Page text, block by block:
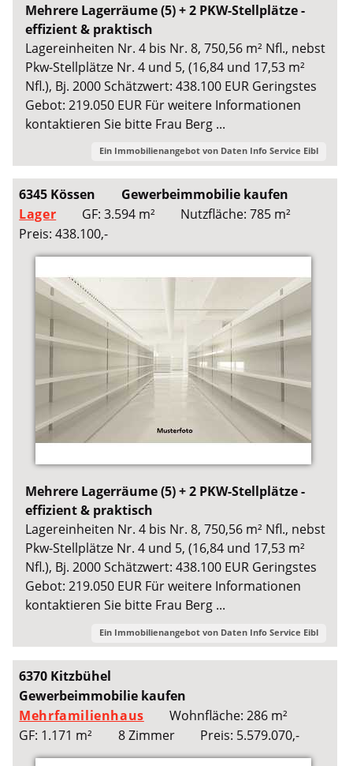
Mehrere Lagerräume (5) + 2 PKW-Stellplätze -
effizient & praktisch
Lagereinheiten Nr. 4 bis Nr. 8, 750,56 m² Nfl., nebst
Pkw-Stellplätze Nr. 4 und 5, (16,84 und 17,53 m²
Nfl.), Bj. 2000 Schätzwert: 438.100 EUR Geringstes
Gebot: 219.050 EUR Für weitere Informationen
kontaktieren Sie bitte Frau Berg ...
Ein Immobilienangebot von Daten Info Service Eibl
6345 Kössen
Gewerbeimmobilie kaufen
Lager
GF: 3.594 m²
Nutzfläche: 785 m²
Preis: 438.100,-
Mehrere Lagerräume (5) + 2 PKW-Stellplätze -
effizient & praktisch
Lagereinheiten Nr. 4 bis Nr. 8, 750,56 m² Nfl., nebst
Pkw-Stellplätze Nr. 4 und 5, (16,84 und 17,53 m²
Nfl.), Bj. 2000 Schätzwert: 438.100 EUR Geringstes
Gebot: 219.050 EUR Für weitere Informationen
kontaktieren Sie bitte Frau Berg ...
Ein Immobilienangebot von Daten Info Service Eibl
6370 Kitzbühel
Gewerbeimmobilie kaufen
Mehrfamilienhaus
Wohnfläche: 286 m²
GF: 1.171 m²
8 Zimmer Preis: 5.579.070,-